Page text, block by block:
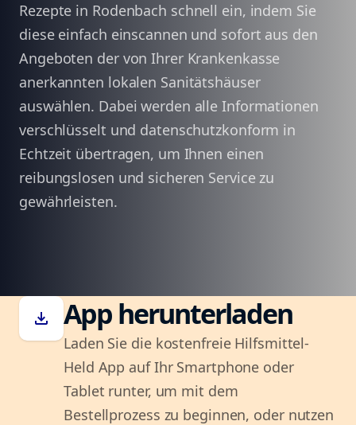
Rezepte in Rodenbach schnell ein, indem Sie
diese einfach einscannen und sofort aus den
Angeboten der von Ihrer Krankenkasse
anerkannten lokalen Sanitätshäuser
auswählen. Dabei werden alle Informationen
verschlüsselt und datenschutzkonform in
Echtzeit übertragen, um Ihnen einen
reibungslosen und sicheren Service zu
gewährleisten.
download App herunterladen
Laden Sie die kostenfreie Hilfsmittel-
Held App auf Ihr Smartphone oder
Tablet runter, um mit dem
Bestellprozess zu beginnen, oder nutzen